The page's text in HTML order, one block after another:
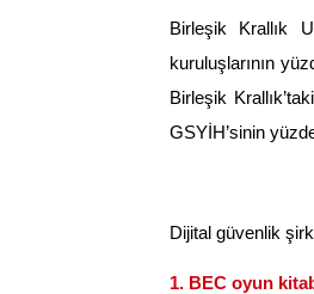
Birleşik Krallık
kuruluşlarının
Birleşik
GSYİH’sinin
Dijital güvenlik
1. BEC oyun